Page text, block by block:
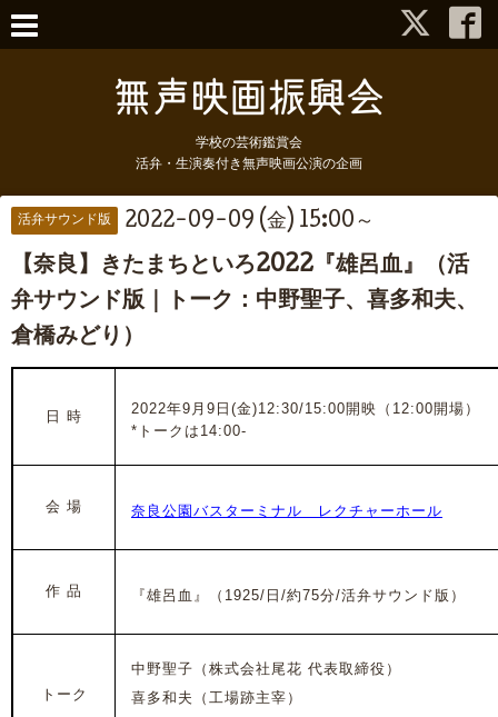
学校の芸術鑑賞会
活弁・生演奏付き無声映画公演の企画
活弁サウンド版 2022-09-09 (金) 15:00～
【奈良】きたまちといろ2022『雄呂血』（活
弁サウンド版｜トーク：中野聖子、喜多和夫、
倉橋みどり）
日 時
2022年9月9日(金)12:30/15:00開映（12:00開場）
*トークは14:00-
会 場 奈良公園バスターミナル レクチャーホール
作 品 『雄呂血』（ 1925/日 /約75分/活弁サウンド版）
トーク
中野聖子（株式会社尾花 代表取締役）
喜多和夫（工場跡主宰）